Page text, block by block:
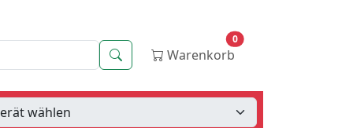
Suche Warenkorb
0